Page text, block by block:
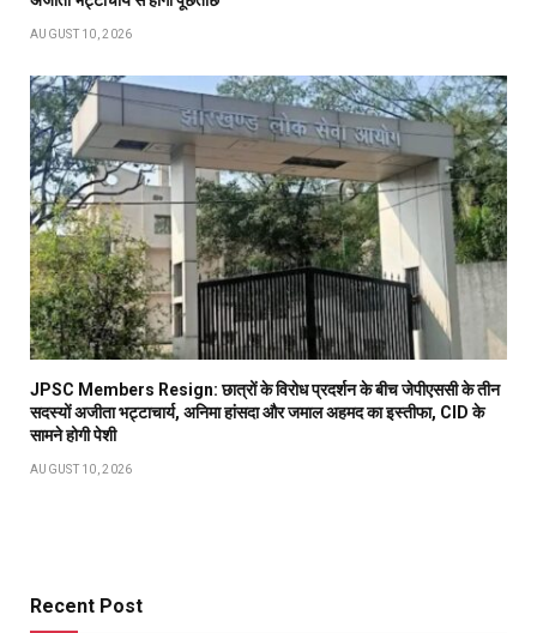
AUGUST 10, 2026
JPSC Members Resign: छात्रों के विरोध प्रदर्शन के बीच जेपीएससी के तीन
सदस्यों अजीता भट्टाचार्य, अनिमा हांसदा और जमाल अहमद का इस्तीफा, CID के
सामने होगी पेशी
AUGUST 10, 2026
Recent Post